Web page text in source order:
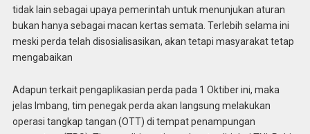
tidak lain sebagai upaya pemerintah untuk menunjukan aturan
bukan hanya sebagai macan kertas semata. Terlebih selama ini
meski perda telah disosialisasikan, akan tetapi masyarakat tetap
mengabaikan
Adapun terkait pengaplikasian perda pada 1 Oktiber ini, maka
jelas Imbang, tim penegak perda akan langsung melakukan
operasi tangkap tangan (OTT) di tempat penampungan